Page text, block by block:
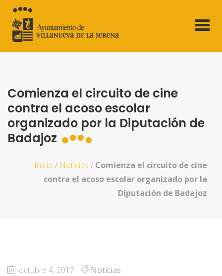
Comienza el circuito de cine
contra el acoso escolar
organizado por la Diputación de
Badajoz
Inicio / Noticias / Comienza el circuito de cine
contra el acoso escolar organizado por la
Diputación de Badajoz
octubre 4, 2017 Noticias